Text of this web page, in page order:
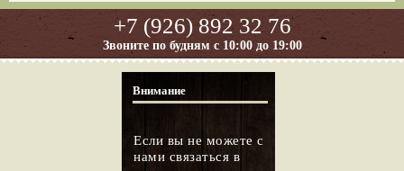
+7 (926) 892 32 76
Звоните по будням с 10:00 до 19:00
Внимание
Если вы не можете с
нами связаться в